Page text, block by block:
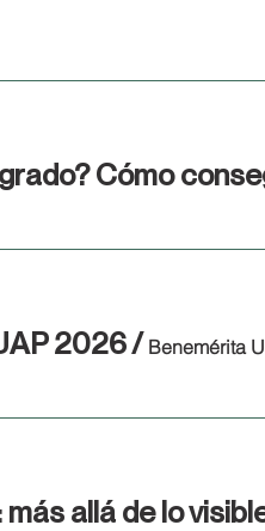
2026/ Benemérita
allá de lo